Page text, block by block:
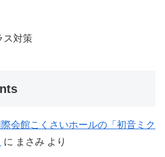
ス対策
会館こくさいホールの「初音ミク
に まさみ より